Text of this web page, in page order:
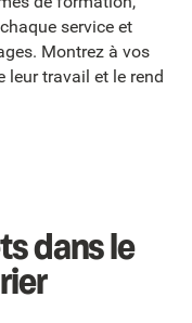
service et
Montrez à vos
travail et le rend
dans le